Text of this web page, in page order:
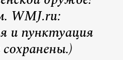
WMJ.ru:
и пунктуация